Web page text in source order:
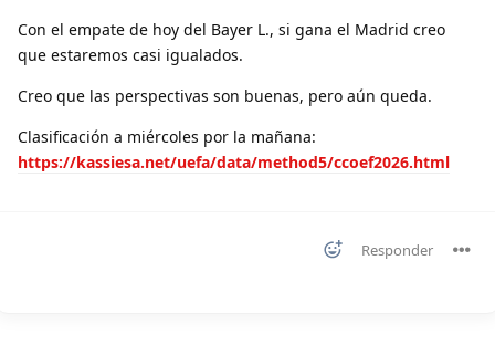
Con el empate de hoy del Bayer L., si gana el Madrid creo
que estaremos casi igualados.
Creo que las perspectivas son buenas, pero aún queda.
Clasificación a miércoles por la mañana:
https://kassiesa.net/uefa/data/method5/ccoef2026.html
Responder